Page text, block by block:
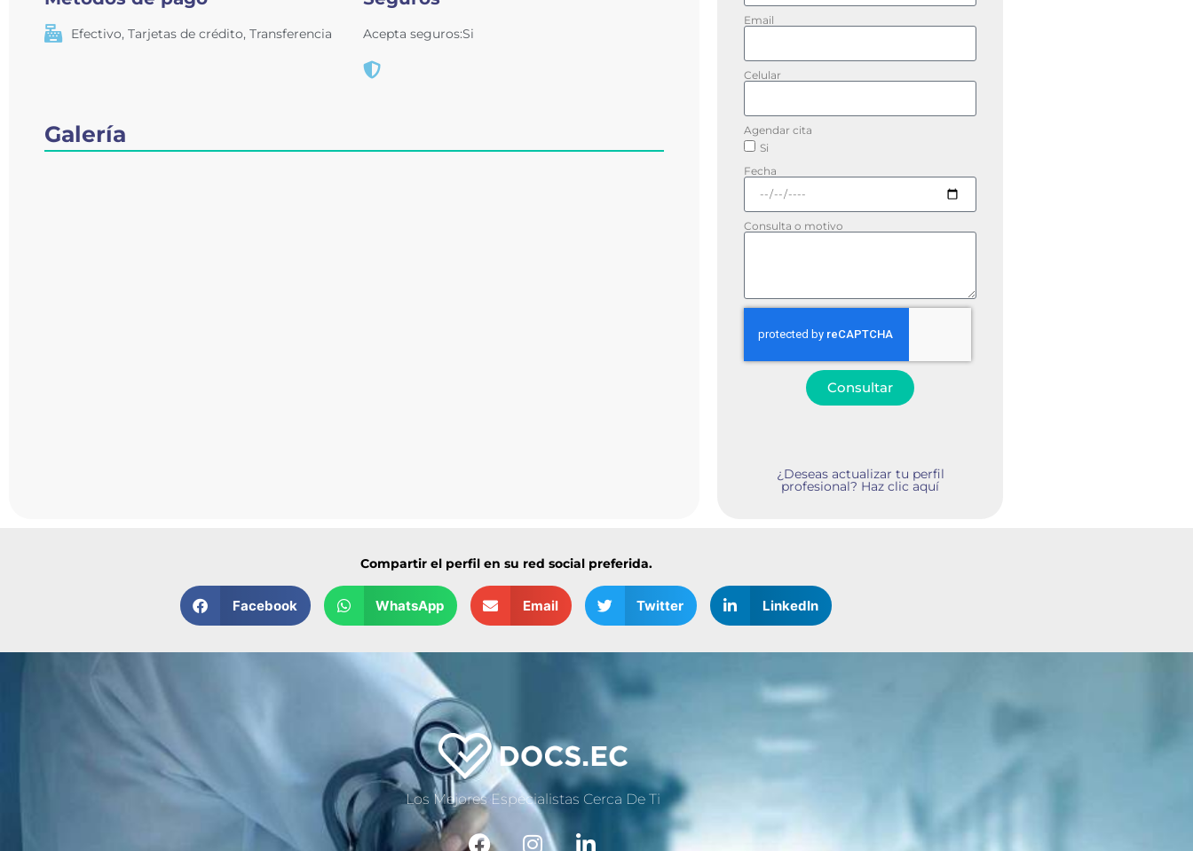
Efectivo, Tarjetas de crédito, Transferencia Acepta seguros:Si
Galería
Email
Celular
Agendar cita
Si
Fecha
Consulta o motivo
Consultar
¿Deseas actualizar tu perfil
profesional? Haz clic aquí
Compartir el perfil en su red social preferida.
Facebook WhatsApp Email Twitter LinkedIn
Los Mejores Especialistas Cerca De Ti